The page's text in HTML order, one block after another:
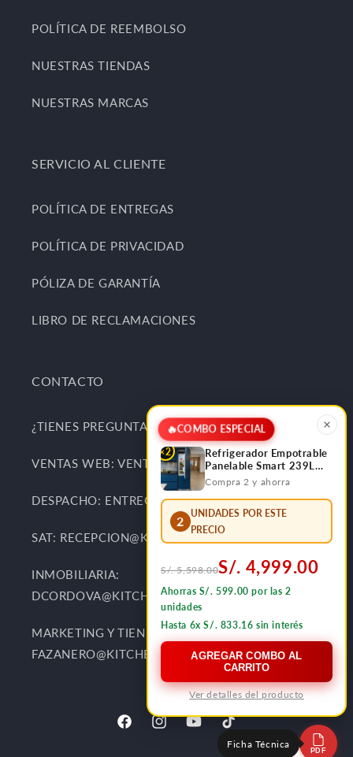
Ficha Técnica
PDF
POLÍTICA DE REEMBOLSO
NUESTRAS TIENDAS
NUESTRAS MARCAS
SERVICIO AL CLIENTE
POLÍTICA DE ENTREGAS
POLÍTICA DE PRIVACIDAD
PÓLIZA DE GARANTÍA
LIBRO DE RECLAMACIONES
CONTACTO
¿TIENES PREGUNTAS Y SUGERENCIAS?
VENTAS WEB: VENTAS@KITCHENCENTER.PE
DESPACHO: ENTREGAS@KITCHENCENTER.PE
SAT: RECEPCION@KITCHENCENTER.PE
INMOBILIARIA:
DCORDOVA@KITCHENCENTER.PE
MARKETING Y TIENDAS:
FAZANERO@KITCHENCENTER.PE
🔥COMBO ESPECIAL
×2
Refrigerador Empotrable
Panelable Smart 239L
Bottom Frezzer FDV
Compra 2 y ahorra
2
UNIDADES POR ESTE
PRECIO
S/. 5,598.00S/. 4,999.00
Ahorras S/. 599.00 por las 2
unidades
Hasta 6x S/. 833.16 sin interés
AGREGAR COMBO AL
CARRITO
Ver detalles del producto